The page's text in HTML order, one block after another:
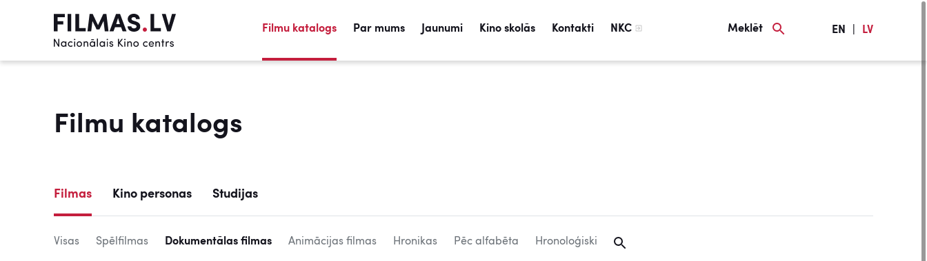
Filmu katalogs Par mums Jaunumi Kino skolās Kontakti NKC Meklēt EN LV
Filmu katalogs
Filmas Kino personas Studijas
Visas Spēlfilmas Dokumentālas filmas Animācijas filmas Hronikas Pēc alfabēta Hronoloģiski